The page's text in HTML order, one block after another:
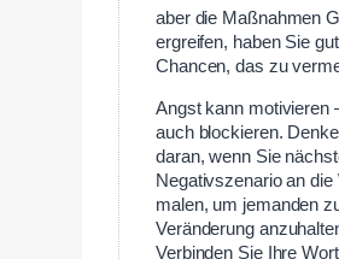
aber die Maßnahmen
ergreifen, haben Sie
Chancen, das zu
Angst kann motivieren
auch blockieren.
daran, wenn Sie
Negativszenario an die
malen, um jemanden
Veränderung
Verbinden Sie Ihre